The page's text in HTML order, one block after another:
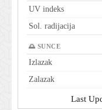
UV indeks
Sol. radijacija
🌅 SUNCE
Izlazak
Zalazak
Last